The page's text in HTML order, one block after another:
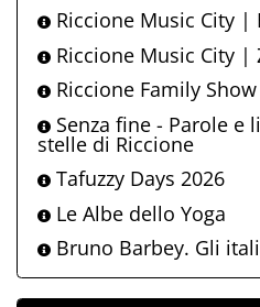
Riccione Music City |
Riccione Music City |
Riccione Family Show
Senza fine - Parole e
stelle di Riccione
Tafuzzy Days 2026
Le Albe dello Yoga
Bruno Barbey. Gli